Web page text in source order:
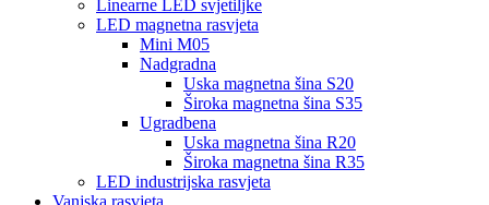
Linearne LED svjetiljke
LED magnetna rasvjeta
Mini M05
Nadgradna
Uska magnetna šina S20
Široka magnetna šina S35
Ugradbena
Uska magnetna šina R20
Široka magnetna šina R35
LED industrijska rasvjeta
Vanjska rasvjeta